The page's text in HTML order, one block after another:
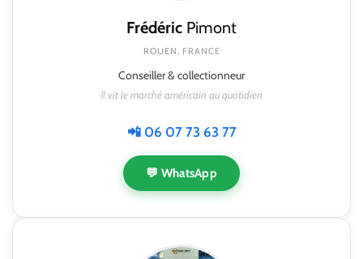
Frédéric Pimont
ROUEN, FRANCE
Conseiller & collectionneur
Il vit le marché américain au quotidien
📲 06 07 73 63 77
💬 WhatsApp